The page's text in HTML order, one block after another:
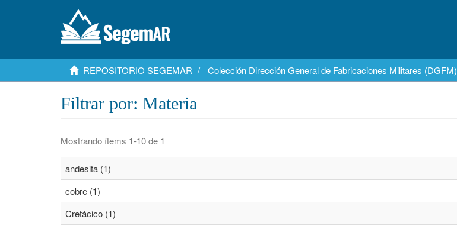
REPOSITORIO SEGEMAR Colección Dirección General de Fabricaciones Militares (DGFM)
Filtrar por: Materia
Mostrando ítems 1-10 de 1
andesita (1)
cobre (1)
Cretácico (1)